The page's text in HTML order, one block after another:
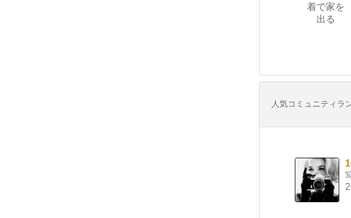
着で家を
出る
人気コミュニティラ